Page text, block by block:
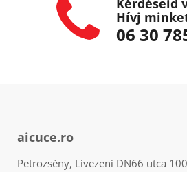
Hívj
06 30
aicuce.ro
Petrozsény, Livezeni DN66 utca